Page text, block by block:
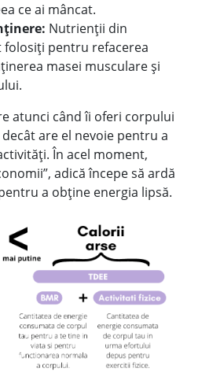
ce ai mâncat.
Nutrienții din
pentru refacerea
masei musculare și
atunci când îi oferi corpului
are el nevoie pentru a
În acel moment,
adică începe să ardă
a obține energia lipsă.